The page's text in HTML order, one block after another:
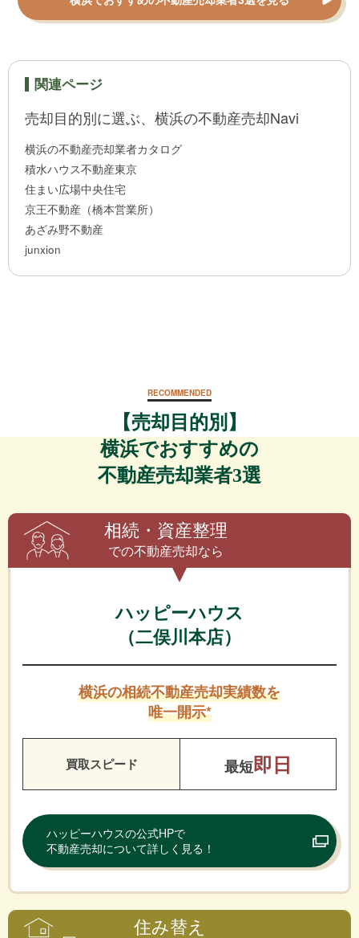
関連ページ
売却目的別に選ぶ、横浜の不動産売却Navi
横浜の不動産売却業者カタログ
積水ハウス不動産東京
住まい広場中央住宅
京王不動産（橋本営業所）
あざみ野不動産
junxion
RECOMMENDED
【売却目的別】
横浜でおすすめの
不動産売却業者3選
相続・資産整理
での不動産売却なら
ハッピーハウス
（二俣川本店）
横浜の相続不動産売却実績数を
唯一開示*
買取スピード 最短即日
ハッピーハウスの公式HPで
不動産売却について詳しく見る！
住み替え